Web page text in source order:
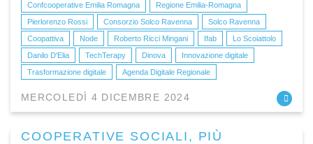
Confcooperative Emilia Romagna
Regione Emilia-Romagna
Pierlorenzo Rossi
Consorzio Solco Ravenna
Solco Ravenna
Coopattiva
Node Roberto Ricci Mingani Ifab
Lo Scoiattolo
Danilo D'Elia
TechTerapy Dinova
Innovazione digitale
Trasformazione digitale
Agenda Digitale Regionale
MERCOLEDÌ 4 DICEMBRE 2024
COOPERATIVE SOCIALI, PIÙ